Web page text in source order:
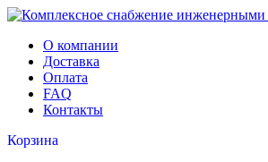
О компании
Доставка
Оплата
FAQ
Контакты
Корзина